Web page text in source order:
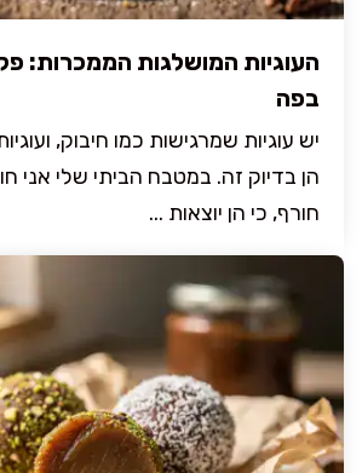
העוגיות המושלגות הממכרות:
בפה
יש עוגיות שמרגישות כמו חיבוק,
הן בדיוק זה. במטבח הביתי שלי אני
חורף, כי הן יוצאות ...